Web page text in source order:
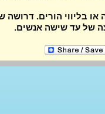
של עד שישה אנשים.